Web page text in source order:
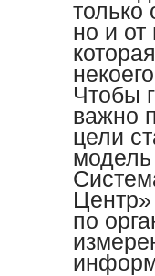
только
но и от
Чтобы
важно
цели
модель
по